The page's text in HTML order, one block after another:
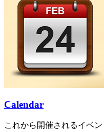
Calendar
これから開催されるイベ